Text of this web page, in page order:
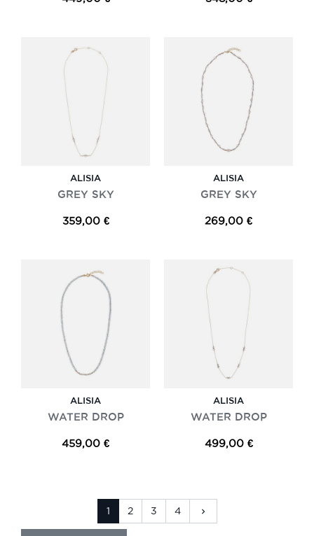
ALISIA
GREY SKY
359,00 €
ALISIA
GREY SKY
269,00 €
ALISIA
WATER DROP
459,00 €
ALISIA
WATER DROP
499,00 €
1 2 3 4 keyboard_arrow_right